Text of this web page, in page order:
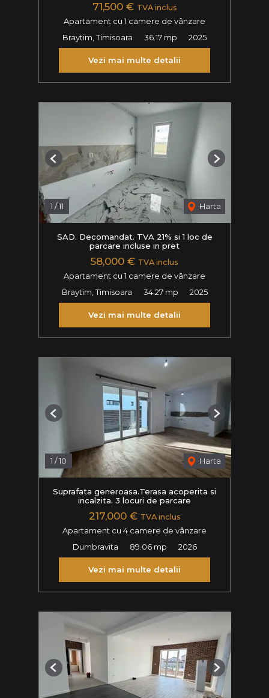
71,500 € TVA inclus
Apartament cu 1 camere de vânzare
Braytim, Timisoara
36.17 mp 2025
Vezi mai multe detalii
1 /11 Harta
Previous Next
SAD. Decomandat. TVA 21% si 1 loc de
parcare incluse in pret
58,000 € TVA inclus
Apartament cu 1 camere de vânzare
Braytim, Timisoara
34.27 mp 2025
Vezi mai multe detalii
1 /10 Harta
Previous Next
Suprafata generoasa.Terasa acoperita si
incalzita. 3 locuri de parcare
217,000 € TVA inclus
Apartament cu 4 camere de vânzare
Dumbravita
89.06 mp 2026
Vezi mai multe detalii
Previous Next